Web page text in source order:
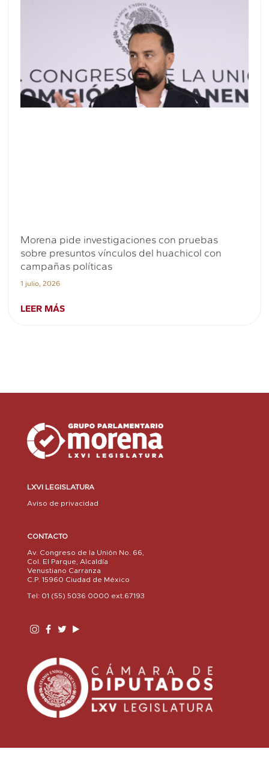
Morena pide investigaciones con pruebas
sobre presuntos vínculos del huachicol con
campañas políticas
1 julio, 2026
LEER MÁS
LXVI LEGISLATURA
Aviso de privacidad
CONTACTO
Av. Congreso de la Unión No. 66,
Col. El Parque, Alcaldía
Venustiano Carranza
C.P. 15960 Ciudad de México
Tel: 01 (55) 5036 0000 ext.67193